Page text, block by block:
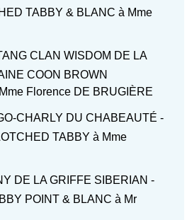
TABBY & BLANC à Mme
CLAN WISDOM DE LA
COON BROWN
Florence DE BRUGIÈRE
CHARLY DU CHABEAUTÉ -
TABBY à Mme
DE LA GRIFFE SIBERIAN -
POINT & BLANC à Mr